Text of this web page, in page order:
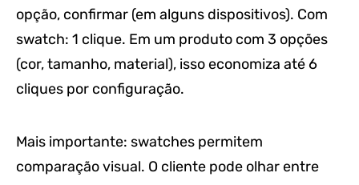
opção, confirmar (em alguns dispositivos). Com
swatch: 1 clique. Em um produto com 3 opções
(cor, tamanho, material), isso economiza até 6
cliques por configuração.
Mais importante: swatches permitem
comparação visual. O cliente pode olhar entre